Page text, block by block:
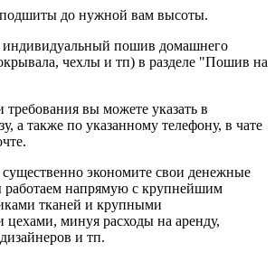
до нужной вам высоты.
индивидуальный пошив домашнего
чехлы и тп) в разделе "Пошив на
вы можете указать в
а также по указанному телефону, в чате
экономите свои денежные
работаем напрямую с крупнейшим
тканей и крупными
цехами, минуя расходы на аренду,
и тп.